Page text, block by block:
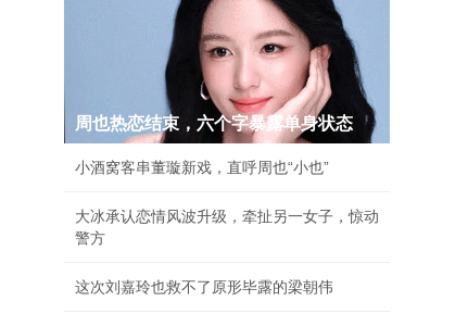
周也热恋结束，六个字暴露单身状态
小酒窝客串董璇新戏，直呼周也“小也”
大冰承认恋情风波升级，牵扯另一女子，惊动
警方
这次刘嘉玲也救不了原形毕露的梁朝伟